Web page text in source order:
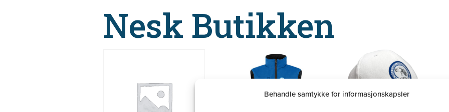
Behandle samtykke for informasjonskapsler
Nesk Butikken
produktet